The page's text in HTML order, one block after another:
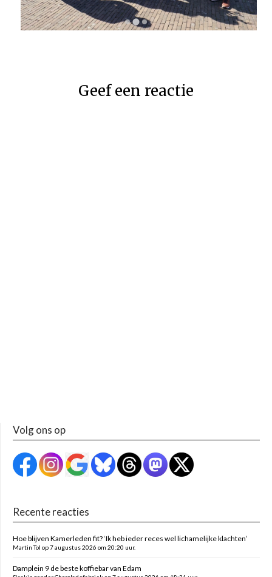
Geef een reactie
Volg ons op
Recente reacties
Hoe blijven Kamerleden fit? ‘Ik heb ieder reces wel lichamelijke klachten’
Martin Tol op 7 augustus 2026 om 20:20 uur.
Damplein 9 de beste koffiebar van Edam